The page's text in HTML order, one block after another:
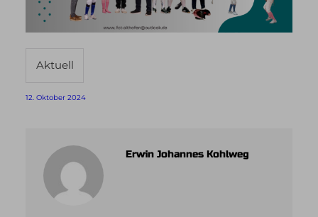
Aktuell
12. Oktober 2024
Erwin Johannes Kohlweg